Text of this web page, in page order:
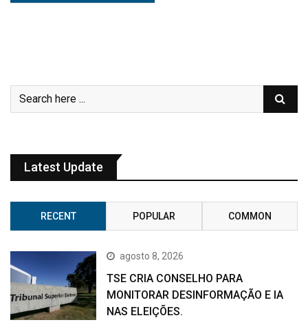
Latest Update
RECENT POPULAR COMMON
agosto 8, 2026
TSE CRIA CONSELHO PARA
MONITORAR DESINFORMAÇÃO E IA
NAS ELEIÇÕES.